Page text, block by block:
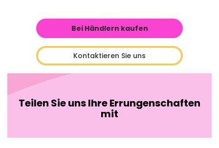
Bei Händlern kaufen
Kontaktieren Sie uns
Teilen Sie uns Ihre Errungenschaften
mit